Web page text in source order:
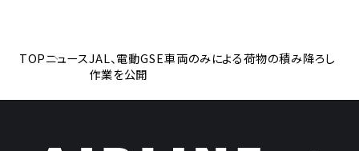
TOPニュースJAL、電動GSE車両のみによる荷物の積み降ろし
作業を公開